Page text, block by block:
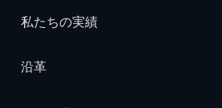
私たちの実績
沿革